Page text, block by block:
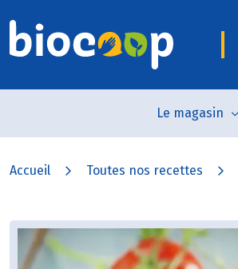
Le magasin
Accueil Toutes nos recettes